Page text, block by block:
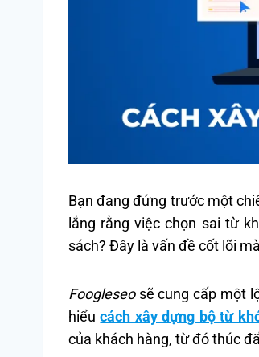
Bạn đang đứng trước một
lắng rằng việc chọn sai từ
sách? Đây là vấn đề cốt lõi
Foogleseosẽ cung cấp một
hiểucách xây dựng bộ từ
của khách hàng, từ đó thúc